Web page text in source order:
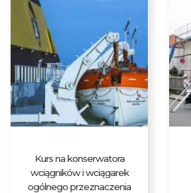
Kurs na konserwatora
wciągników i wciągarek
ogólnego przeznaczenia